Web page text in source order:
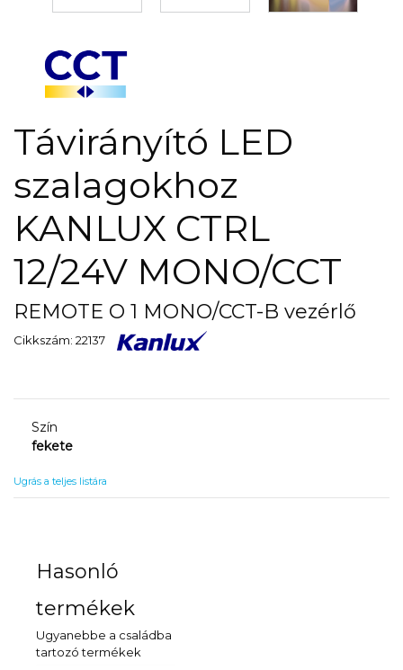
Távirányító LED
szalagokhoz
KANLUX CTRL
12/24V MONO/CCT
REMOTE O 1 MONO/CCT-B vezérlő
Cikkszám: 22137
Szín
fekete
Ugrás a teljes listára
Hasonló
termékek
Ugyanebbe a családba
tartozó termékek